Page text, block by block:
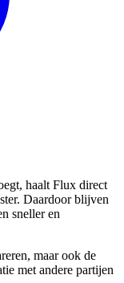
haalt Flux direct
Daardoor blijven
sneller en
maar ook de
met andere partijen